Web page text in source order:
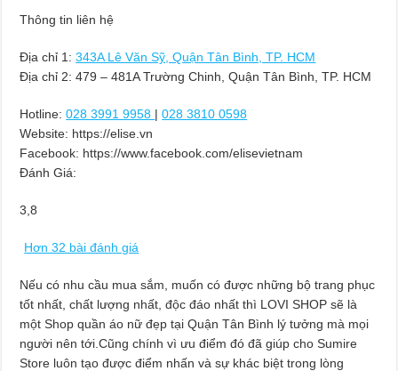
Thông tin liên hệ
Địa chỉ 1:343A Lê Văn Sỹ, Quận Tân Bình, TP. HCM
Địa chỉ 2: 479 – 481A Trường Chinh, Quận Tân Bình, TP. HCM
Hotline: 028 3991 9958 |028 3810 0598
Website: https://elise.vn
Facebook: https://www.facebook.com/elisevietnam
Đánh Giá:
3,8
Hơn 32 bài đánh giá
Nếu có nhu cầu mua sắm, muốn có được những bộ trang phục
tốt nhất, chất lượng nhất, độc đáo nhất thì LOVI SHOP sẽ là
một Shop quần áo nữ đẹp tại Quận Tân Bình lý tưởng mà mọi
người nên tới.Cũng chính vì ưu điểm đó đã giúp cho Sumire
Store luôn tạo được điểm nhấn và sự khác biệt trong lòng